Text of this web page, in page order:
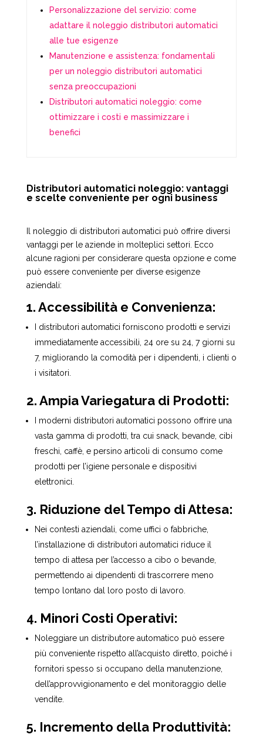
Personalizzazione del servizio: come
adattare il noleggio distributori automatici
alle tue esigenze
Manutenzione e assistenza: fondamentali
per un noleggio distributori automatici
senza preoccupazioni
Distributori automatici noleggio: come
ottimizzare i costi e massimizzare i
benefici
Distributori automatici noleggio: vantaggi
e scelte conveniente per ogni business
Il noleggio di distributori automatici può offrire diversi
vantaggi per le aziende in molteplici settori. Ecco
alcune ragioni per considerare questa opzione e come
può essere conveniente per diverse esigenze
aziendali:
1. Accessibilità e Convenienza:
I distributori automatici forniscono prodotti e servizi
immediatamente accessibili, 24 ore su 24, 7 giorni su
7, migliorando la comodità per i dipendenti, i clienti o
i visitatori.
2. Ampia Variegatura di Prodotti:
I moderni distributori automatici possono offrire una
vasta gamma di prodotti, tra cui snack, bevande, cibi
freschi, caffè, e persino articoli di consumo come
prodotti per l’igiene personale e dispositivi
elettronici.
3. Riduzione del Tempo di Attesa:
Nei contesti aziendali, come uffici o fabbriche,
l’installazione di distributori automatici riduce il
tempo di attesa per l’accesso a cibo o bevande,
permettendo ai dipendenti di trascorrere meno
tempo lontano dal loro posto di lavoro.
4. Minori Costi Operativi:
Noleggiare un distributore automatico può essere
più conveniente rispetto all’acquisto diretto, poiché i
fornitori spesso si occupano della manutenzione,
dell’approvvigionamento e del monitoraggio delle
vendite.
5. Incremento della Produttività: